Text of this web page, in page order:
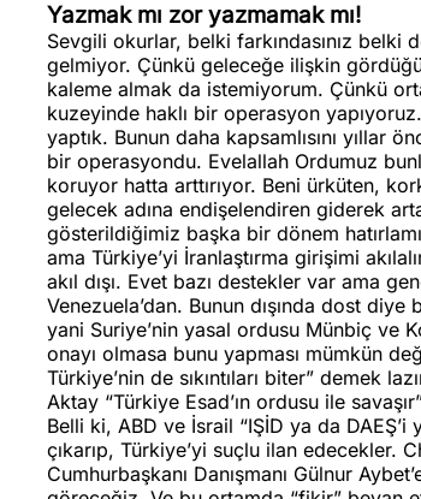
Yazmak mı zor yazmamak mı!
Sevgili okurlar, belki farkındasınız
gelmiyor. Çünkü geleceğe ilişkin
kaleme almak da istemiyorum. Çünkü
kuzeyinde haklı bir operasyon
yaptık. Bunun daha kapsamlısını yıllar
bir operasyondu. Evelallah Ordumuz
koruyor hatta arttırıyor. Beni ürküten,
gelecek adına endişelendiren giderek
gösterildiğimiz başka bir dönem
ama Türkiye’yi İranlaştırma girişimi
akıl dışı. Evet bazı destekler var ama
Venezuela’dan. Bunun dışında dost
yani Suriye’nin yasal ordusu Münbiç ve
onayı olmasa bunu yapması mümkün
Türkiye’nin de sıkıntıları biter” demek
Aktay “Türkiye Esad’ın ordusu ile
Belli ki, ABD ve İsrail “IŞİD ya da DAEŞ’i
çıkarıp, Türkiye’yi suçlu ilan edecekler.
Cumhurbaşkanı Danışmanı Gülnur